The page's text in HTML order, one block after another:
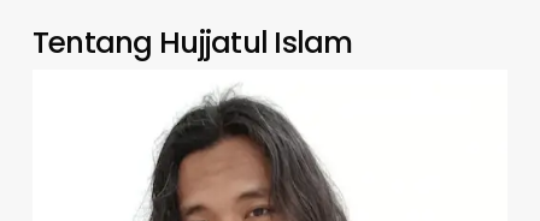
Tentang Hujjatul Islam